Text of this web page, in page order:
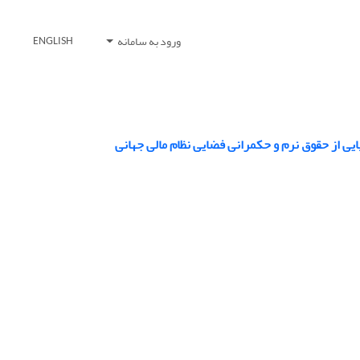
ورود به سامانه ENGLISH